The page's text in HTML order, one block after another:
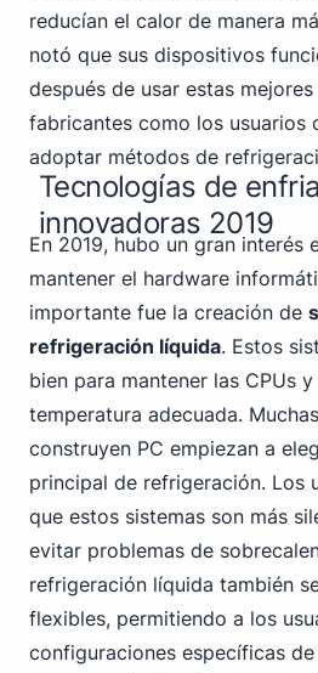
reducían el calor de manera
notó que sus dispositivos
después de usar estas
fabricantes como los usuarios
adoptar métodos de
Tecnologías de
innovadoras 2019
En 2019, hubo un gran interés
mantener el hardware
importante fue la creación de
refrigeración líquida. Estos
bien para mantener las CPUs y
temperatura adecuada. Muchas
construyen PC empiezan a
principal de refrigeración. Los
que estos sistemas son más
evitar problemas de
refrigeración líquida también
flexibles, permitiendo a los
configuraciones específicas